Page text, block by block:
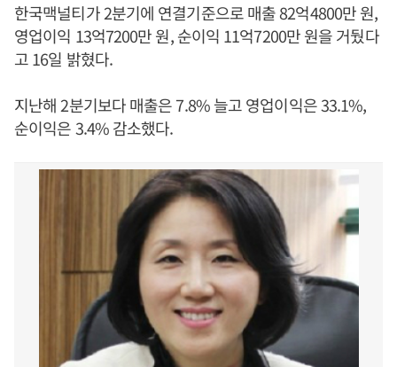
한국맥널티가 2분기에 연결기준으로 매출 82억4800만 원,
영업이익 13억7200만 원, 순이익 11억7200만 원을 거뒀다
고 16일 밝혔다.
지난해 2분기보다 매출은 7.8% 늘고 영업이익은 33.1%,
순이익은 3.4% 감소했다.